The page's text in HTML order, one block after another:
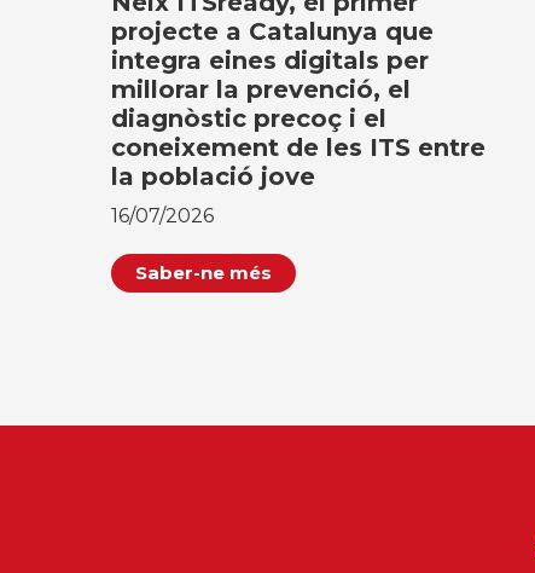
projecte a Catalunya que
integra eines digitals per
millorar la prevenció, el
diagnòstic precoç i el
coneixement de les ITS entre
la població jove
16/07/2026
Saber-ne més